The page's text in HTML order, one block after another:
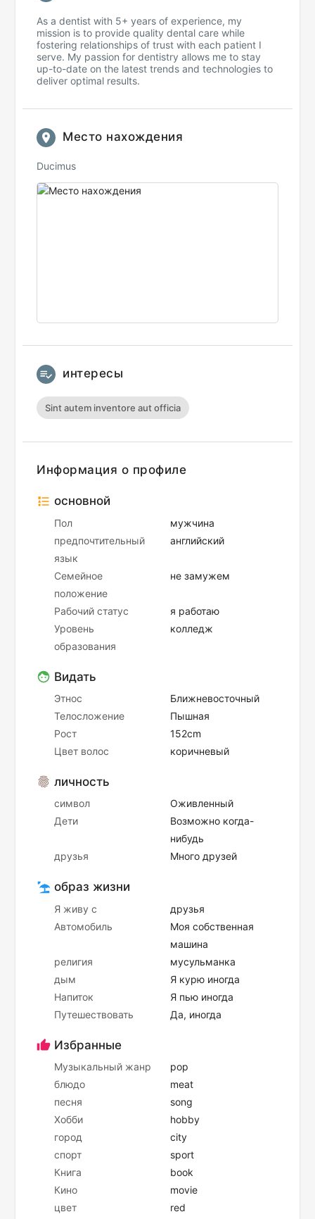
As a dentist with 5+ years of experience, my
mission is to provide quality dental care while
fostering relationships of trust with each patient I
serve. My passion for dentistry allows me to stay
up-to-date on the latest trends and technologies to
deliver optimal results.
Место нахождения
Ducimus
интересы
Sint autem inventore aut officia
Информация о профиле
основной
Пол
мужчина
предпочтительный
язык
английский
Семейное
положение
не замужем
Рабочий статус
я работаю
Уровень
образования
колледж
Видать
Этнос
Ближневосточный
Телосложение
Пышная
Рост
152cm
Цвет волос
коричневый
личность
символ
Оживленный
Дети
Возможно когда-
нибудь
друзья
Много друзей
образ жизни
Я живу с
друзья
Автомобиль
Моя собственная
машина
религия
мусульманка
дым
Я курю иногда
Напиток
Я пью иногда
Путешествовать
Да, иногда
Избранные
Музыкальный жанр
pop
блюдо
meat
песня
song
Хобби
hobby
город
city
спорт
sport
Книга
book
Кино
movie
цвет
red